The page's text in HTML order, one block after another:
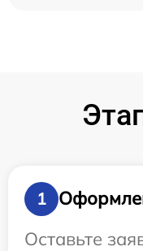
1
Оставьте